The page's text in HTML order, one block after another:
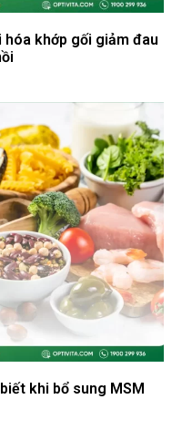
khớp gối giảm đau
khi bổ sung MSM